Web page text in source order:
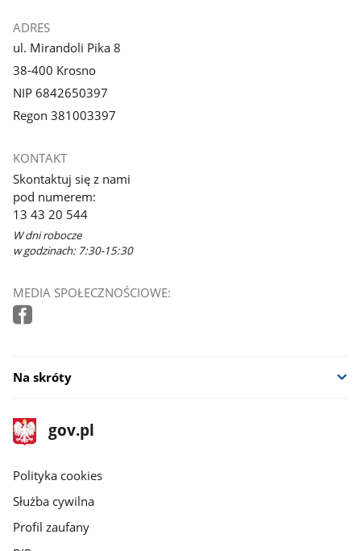
ADRES
ul. Mirandoli Pika 8
38-400 Krosno
NIP 6842650397
Regon 381003397
KONTAKT
Skontaktuj się z nami
pod numerem:
13 43 20 544
W dni robocze
w godzinach: 7:30-15:30
MEDIA SPOŁECZNOŚCIOWE:
Na skróty
stopka
gov.pl
Strona
gov.pl
gov.pl
Polityka cookies
Służba cywilna
Profil zaufany